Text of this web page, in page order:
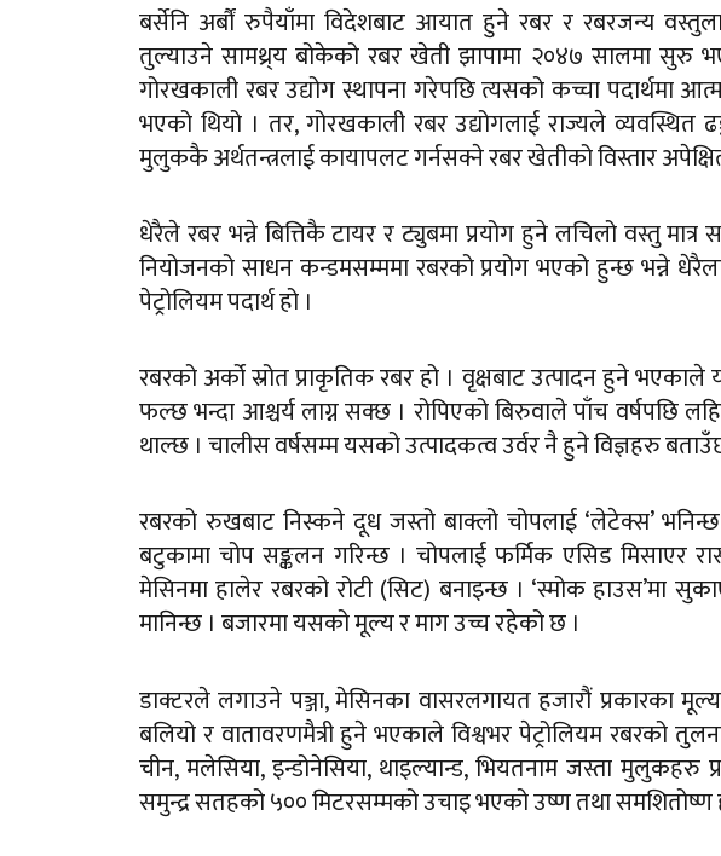
बर्सेनि अर्बौं रुपैयाँमा विदेशबाट आयात हुने रबर र रबरजन्य
तुल्याउने सामथ्र्य बोकेको रबर खेती झापामा २०४७ सालमा सुरु
गोरखकाली रबर उद्योग स्थापना गरेपछि त्यसको कच्चा पदार्थमा
भएको थियो । तर, गोरखकाली रबर उद्योगलाई राज्यले व्यवस्थित
मुलुककै अर्थतन्त्रलाई कायापलट गर्नसक्ने रबर खेतीको विस्तार
धेरैले रबर भन्ने बित्तिकै टायर र ट्युबमा प्रयोग हुने लचिलो वस्तु
नियोजनको साधन कन्डमसम्ममा रबरको प्रयोग भएको हुन्छ भन्ने
पेट्रोलियम पदार्थ हो ।
रबरको अर्को स्रोत प्राकृतिक रबर हो । वृक्षबाट उत्पादन हुने
फल्छ भन्दा आश्चर्य लाग्न सक्छ । रोपिएको बिरुवाले पाँच वर्षपछि
थाल्छ । चालीस वर्षसम्म यसको उत्पादकत्व उर्वर नै हुने विज्ञहरु
रबरको रुखबाट निस्कने दूध जस्तो बाक्लो चोपलाई ‘लेटेक्स’
बटुकामा चोप सङ्कलन गरिन्छ । चोपलाई फर्मिक एसिड मिसाएर
मेसिनमा हालेर रबरको रोटी (सिट) बनाइन्छ । ‘स्मोक हाउस’मा
मानिन्छ । बजारमा यसको मूल्य र माग उच्च रहेको छ ।
डाक्टरले लगाउने पञ्जा, मेसिनका वासरलगायत हजारौं प्रकारका
बलियो र वातावरणमैत्री हुने भएकाले विश्वभर पेट्रोलियम रबरको
चीन, मलेसिया, इन्डोनेसिया, थाइल्यान्ड, भियतनाम जस्ता मुलुकहरु
समुन्द्र सतहको ५०० मिटरसम्मको उचाइ भएको उष्ण तथा समशितोष्ण